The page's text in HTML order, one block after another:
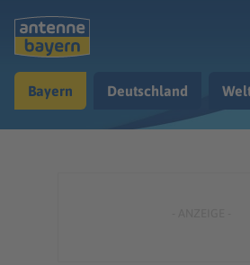
Musik & Radio
Bayern Deutschland